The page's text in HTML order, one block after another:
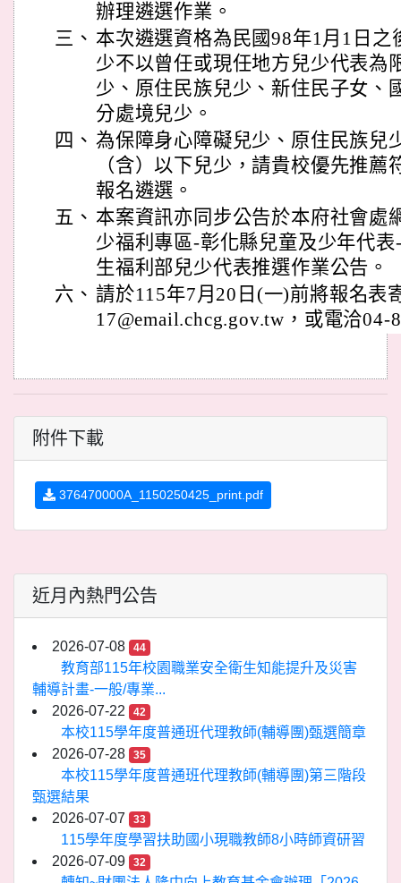
辦理遴選作業。
三、 本次遴選資格為民國98年1月1日之
少不以曾任或現任地方兒少代表為
少、原住民族兒少、新住民子女、
分處境兒少。
四、 為保障身心障礙兒少、原住民族兒
（含）以下兒少，請貴校優先推
報名遴選。
五、 本案資訊亦同步公告於本府社會處
少福利專區-彰化縣兒童及少年代
生福利部兒少代表推選作業公告。
六、 請於115年7月20日(一)前將報名表
17@email.chcg.gov.tw，或電洽04-
附件下載
376470000A_1150250425_print.pdf
近月內熱門公告
2026-07-08 44
教育部115年校園職業安全衛生知能提升及災害
輔導計畫-一般/專業...
2026-07-22
42
本校115學年度普通班代理教師(輔導團)甄選簡章
2026-07-28
35
本校115學年度普通班代理教師(輔導團)第三階段
甄選結果
2026-07-07
33
115學年度學習扶助國小現職教師8小時師資研習
2026-07-09
32